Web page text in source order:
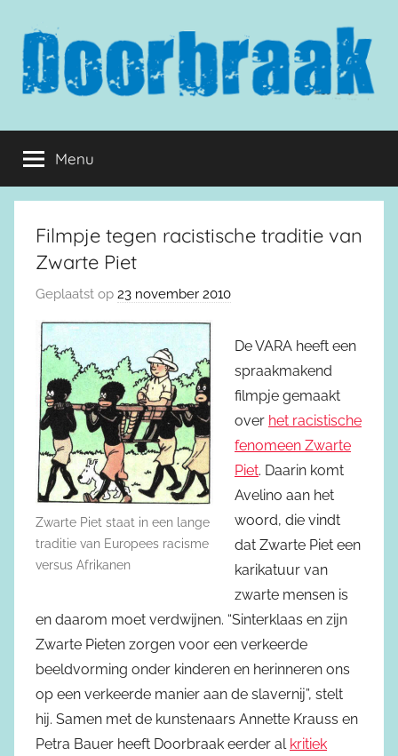
inhoud
springen
Doorbraak.eu
Menu
Filmpje tegen racistische traditie van
Zwarte Piet
Geplaatst op 23 november 2010
Zwarte Piet staat in een lange
traditie van Europees racisme
versus Afrikanen
De VARA heeft een
spraakmakend
filmpje gemaakt
over het racistische
fenomeen Zwarte
Piet. Daarin komt
Avelino aan het
woord, die vindt
dat Zwarte Piet een
karikatuur van
zwarte mensen is
en daarom moet verdwijnen. “Sinterklaas en zijn
Zwarte Pieten zorgen voor een verkeerde
beeldvorming onder kinderen en herinneren ons
op een verkeerde manier aan de slavernij”, stelt
hij. Samen met de kunstenaars Annette Krauss en
Petra Bauer heeft Doorbraak eerder al kritiek